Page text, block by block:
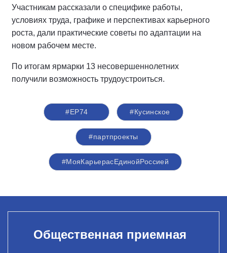
Участникам рассказали о специфике работы,
условиях труда, графике и перспективах карьерного
роста, дали практические советы по адаптации на
новом рабочем месте.
По итогам ярмарки 13 несовершеннолетних
получили возможность трудоустроиться.
#ЕР74 #Кусинское
#партпроекты
#МояКарьерасЕдинойРоссией
Общественная приемная